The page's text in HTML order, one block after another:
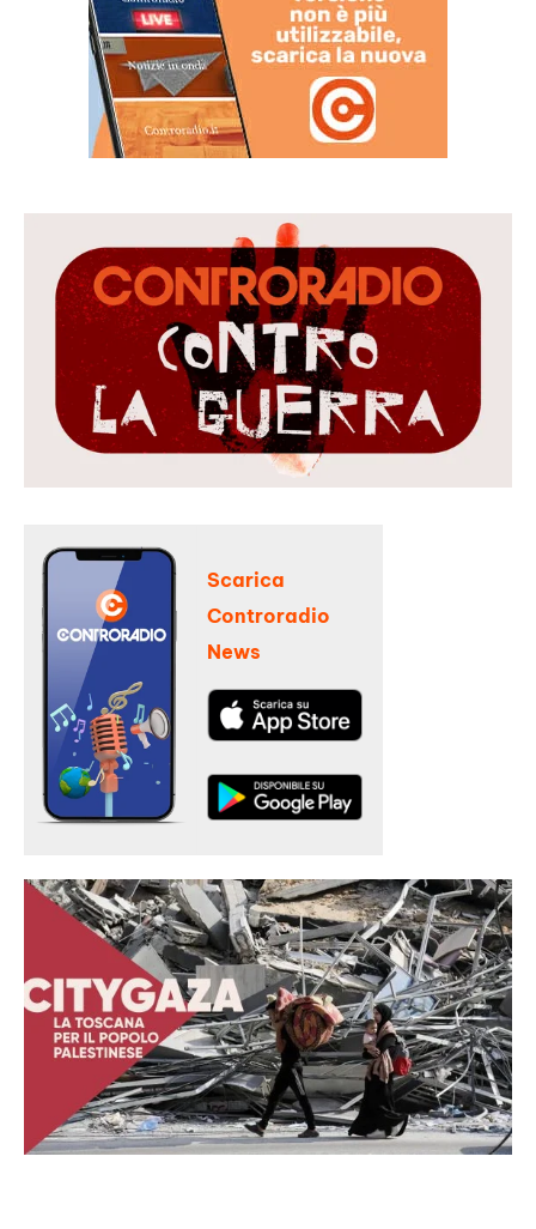
Scarica
Controradio
News